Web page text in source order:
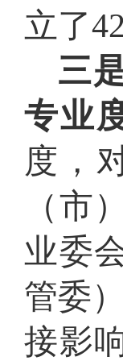
立了
三
专业
度，
（市
业委
管委
接影